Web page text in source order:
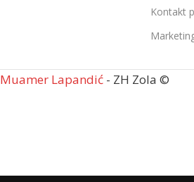
Kontakt
Muamer Lapandić - ZH Zola ©